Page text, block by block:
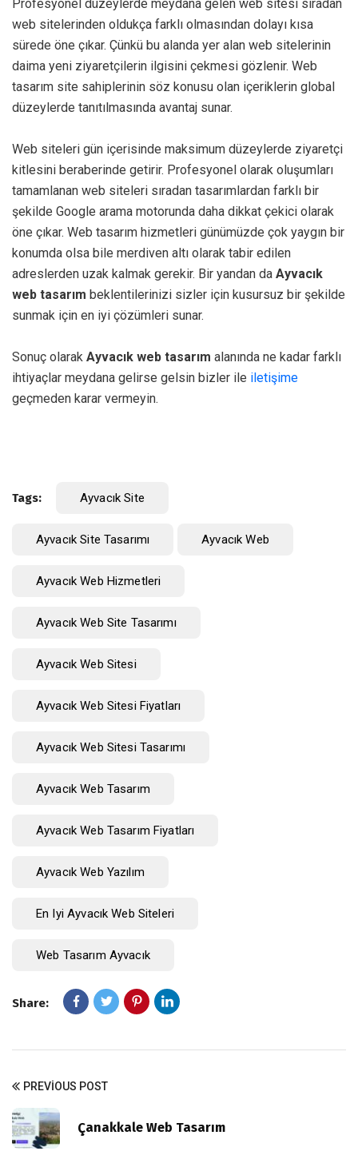
Profesyonel düzeylerde meydana gelen web sitesi sıradan
web sitelerinden oldukça farklı olmasından dolayı kısa
sürede öne çıkar. Çünkü bu alanda yer alan web sitelerinin
daima yeni ziyaretçilerin ilgisini çekmesi gözlenir. Web
tasarım site sahiplerinin söz konusu olan içeriklerin global
düzeylerde tanıtılmasında avantaj sunar.
Web siteleri gün içerisinde maksimum düzeylerde ziyaretçi
kitlesini beraberinde getirir. Profesyonel olarak oluşumları
tamamlanan web siteleri sıradan tasarımlardan farklı bir
şekilde Google arama motorunda daha dikkat çekici olarak
öne çıkar. Web tasarım hizmetleri günümüzde çok yaygın bir
konumda olsa bile merdiven altı olarak tabir edilen
adreslerden uzak kalmak gerekir. Bir yandan da Ayvacık
web tasarım beklentilerinizi sizler için kusursuz bir şekilde
sunmak için en iyi çözümleri sunar.
Sonuç olarak Ayvacık web tasarım alanında ne kadar farklı
ihtiyaçlar meydana gelirse gelsin bizler ile iletişime
geçmeden karar vermeyin.
Tags: Ayvacık Site
Ayvacık Site Tasarımı Ayvacık Web
Ayvacık Web Hizmetleri
Ayvacık Web Site Tasarımı
Ayvacık Web Sitesi
Ayvacık Web Sitesi Fiyatları
Ayvacık Web Sitesi Tasarımı
Ayvacık Web Tasarım
Ayvacık Web Tasarım Fiyatları
Ayvacık Web Yazılım
En Iyi Ayvacık Web Siteleri
Web Tasarım Ayvacık
Share:
PREVIOUS POST
Çanakkale Web Tasarım